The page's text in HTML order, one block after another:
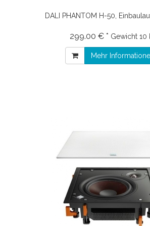
DALI PHANTOM H-50,
299.00 € * Gewicht 10
Mehr